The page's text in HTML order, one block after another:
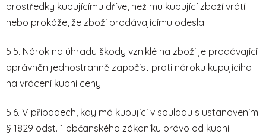
prostředky kupujícímu dříve, než mu kupující zboží vrátí
nebo prokáže, že zboží prodávajícímu odeslal.
5.5. Nárok na úhradu škody vzniklé na zboží je prodávající
oprávněn jednostranně započíst proti nároku kupujícího
na vrácení kupní ceny.
5.6. V případech, kdy má kupující v souladu s ustanovením
§ 1829 odst. 1 občanského zákoníku právo od kupní